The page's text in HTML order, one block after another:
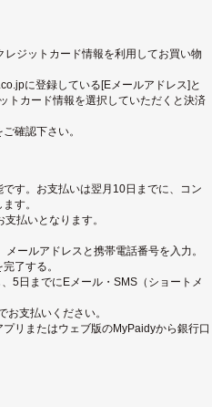
ジットカード情報を利用してお買い物
に登録している[Eメールアドレス]と
トカード情報を選択していただくと決済
確認下さい。
す。お支払いは翌月10日までに、コン
す。
払いとなります。
ールアドレスと携帯電話番号を入力。
了する。
5日までにEメール・SMS（ショートメ
支払いください。
リまたはウェブ版のMyPaidyから銀行口